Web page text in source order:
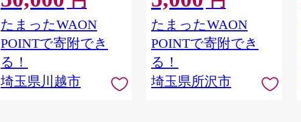
たまったWAON
POINTで寄附でき
る！
埼玉県川越市
学 角川 KADOKAWA 角川作
品 本棚 本棚劇場 漫画 マンガ
隈研吾 チケット 埼玉県 所沢
市
たまったWAON
POINTで寄附でき
る！
埼玉県所沢市